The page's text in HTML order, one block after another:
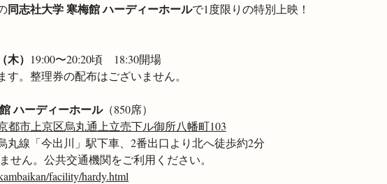
同志社大学 寒梅館 ハーディーホールで1度限りの特別上映！
木） 19:00〜20:20頃　18:30開場
。整理券の配布はございません。
ハーディーホール（850席）
都市上京区烏丸通上立売下ル御所八幡町103
丸線「今出川」駅下車、2番出口より北へ徒歩約2分
ん。公共交通機関をご利用ください。
facility/hardy.html